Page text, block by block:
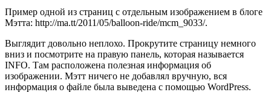
Пример одной из страниц с отдельным изображением в блоге
Мэтта: http://ma.tt/2011/05/balloon-ride/mcm_9033/.
Выглядит довольно неплохо. Прокрутите страницу немного
вниз и посмотрите на правую панель, которая называется
INFO. Там расположена полезная информация об
изображении. Мэтт ничего не добавлял вручную, вся
информация о файле была выведена с помощью WordPress.